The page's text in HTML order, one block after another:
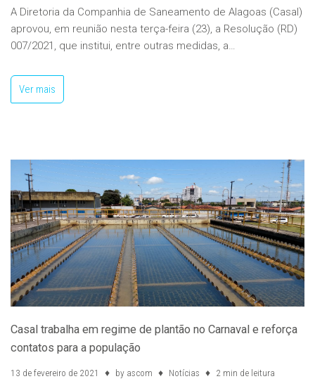
A Diretoria da Companhia de Saneamento de Alagoas (Casal)
aprovou, em reunião nesta terça-feira (23), a Resolução (RD)
007/2021, que institui, entre outras medidas, a…
Ver mais
Casal trabalha em regime de plantão no Carnaval e reforça
contatos para a população
13 de fevereiro de 2021 by ascom Notícias 2 min de leitura